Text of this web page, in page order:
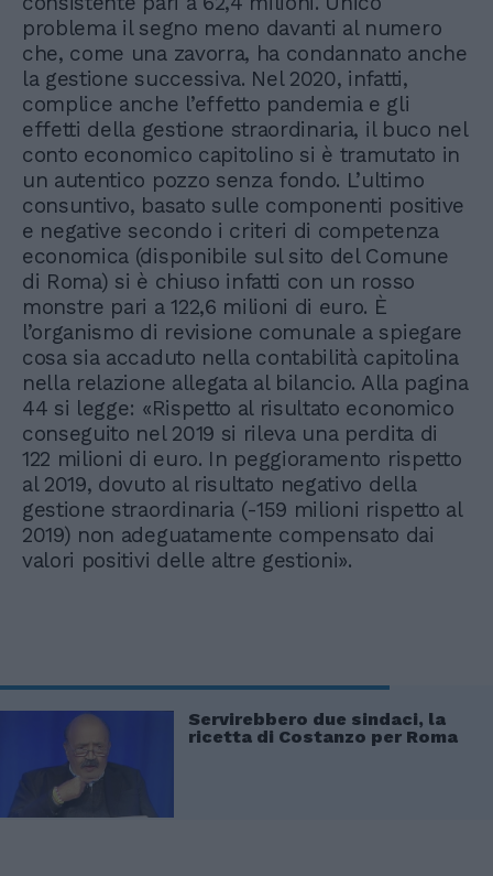
problema il segno meno davanti al numero
che, come una zavorra, ha condannato anche
la gestione successiva. Nel 2020, infatti,
complice anche l’effetto pandemia e gli
effetti della gestione straordinaria, il buco nel
conto economico capitolino si è tramutato in
un autentico pozzo senza fondo. L’ultimo
consuntivo, basato sulle componenti positive
e negative secondo i criteri di competenza
economica (disponibile sul sito del Comune
di Roma) si è chiuso infatti con un rosso
monstre pari a 122,6 milioni di euro. È
l’organismo di revisione comunale a spiegare
cosa sia accaduto nella contabilità capitolina
nella relazione allegata al bilancio. Alla pagina
44 si legge: «Rispetto al risultato economico
conseguito nel 2019 si rileva una perdita di
122 milioni di euro. In peggioramento rispetto
al 2019, dovuto al risultato negativo della
gestione straordinaria (-159 milioni rispetto al
2019) non adeguatamente compensato dai
valori positivi delle altre gestioni».
Servirebbero due sindaci, la
ricetta di Costanzo per Roma